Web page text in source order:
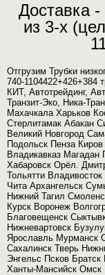
Доставка -
из 3-х
Отгрузим Трубки
740-1104422+426+384
КИТ, Автотрейдинг,
Транзит-Эко, Ника-
Махачкала Харьков
Стерлитамак Абакан
Великий Новгород
Подольск Пенза
Владикавказ Магадан
Хабаровск Орёл.
Тольятти
Чита Архангельск
Нижний Тагил
Курск Воронеж
Благовещенск
Нижневартовск
Ярославль Мурманск
Сахалинск Тверь
Энгельс Псков
Ханты-Мансийск Омск